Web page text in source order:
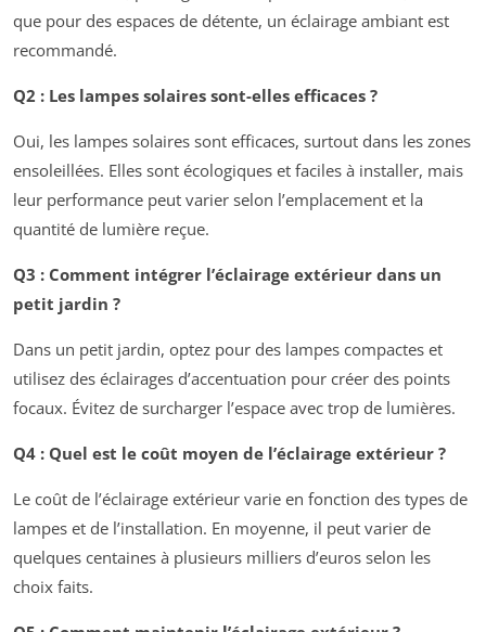
que pour des espaces de détente, un éclairage ambiant est
recommandé.
Q2 : Les lampes solaires sont-elles efficaces ?
Oui, les lampes solaires sont efficaces, surtout dans les zones
ensoleillées. Elles sont écologiques et faciles à installer, mais
leur performance peut varier selon l’emplacement et la
quantité de lumière reçue.
Q3 : Comment intégrer l’éclairage extérieur dans un
petit jardin ?
Dans un petit jardin, optez pour des lampes compactes et
utilisez des éclairages d’accentuation pour créer des points
focaux. Évitez de surcharger l’espace avec trop de lumières.
Q4 : Quel est le coût moyen de l’éclairage extérieur ?
Le coût de l’éclairage extérieur varie en fonction des types de
lampes et de l’installation. En moyenne, il peut varier de
quelques centaines à plusieurs milliers d’euros selon les
choix faits.